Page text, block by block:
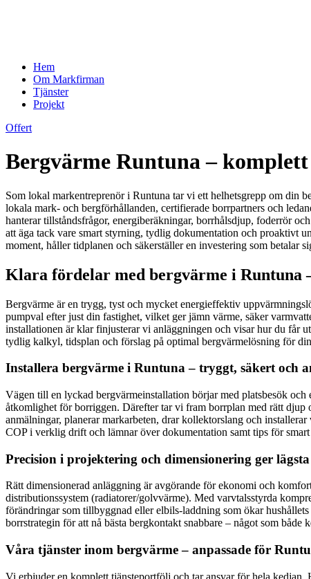
Hem
Om Markfirman
Tjänster
Projekt
Offert
Bergvärme Runtuna –
Som lokal markentreprenör i Runtuna tar vi ett helhetsgrepp om din
lokala mark- och bergförhållanden, certifierade borrpartners och
hanterar tillståndsfrågor, energiberäkningar, borrhålsdjup, foderrör
att äga tack vare smart styrning, tydlig dokumentation och proaktivt
moment, håller tidplanen och säkerställer en investering som betalar
Klara fördelar med bergvärme i Runtuna
Bergvärme är en trygg, tyst och mycket energieffektiv
pumpval efter just din fastighet, vilket ger jämn värme, säker
installationen är klar finjusterar vi anläggningen och visar hur du får
tydlig kalkyl, tidsplan och förslag på optimal bergvärmelösning för
Installera bergvärme i Runtuna – tryggt, säkert och
Vägen till en lyckad bergvärmeinstallation börjar med platsbesök
åtkomlighet för borriggen. Därefter tar vi fram borrplan med rätt
anmälningar, planerar markarbeten, drar kollektorslang och
COP i verklig drift och lämnar över dokumentation samt tips för
Precision i projektering och dimensionering ger
Rätt dimensionerad anläggning är avgörande för ekonomi och
distributionssystem (radiatorer/golvvärme). Med varvtalsstyrda
förändringar som tillbyggnad eller elbils-laddning som ökar
borrstrategin för att nå bästa bergkontakt snabbare – något som både
Våra tjänster inom bergvärme – anpassade för
Vi erbjuder en komplett tjänsteportfölj och tar ansvar för hela kedjan.